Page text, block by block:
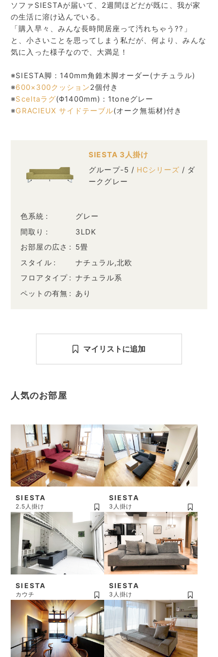
ソファSIESTAが届いて、2週間ほどだが既に、我が家
の生活に溶け込んでいる。
「購入早々、みんな長時間居座って汚れちゃう??」
と、小さいことを思ってしまう私だが、何より、みんな
気に入った様子なので、大満足！
※SIESTA脚：140mm角錐木脚オーダー(ナチュラル)
※600×300クッション2個付き
※Sceltaラグ(Φ1400mm)：1toneグレー
※GRACIEUX サイドテーブル(オーク無垢材)付き
SIESTA 3人掛け
グループ-5 / HCシリーズ / ダ
ークグレー
色系統
グレー
間取り
3LDK
お部屋の広さ
5畳
スタイル
ナチュラル,北欧
フロアタイプ
ナチュラル系
ペットの有無
あり
マイリストに追加
人気のお部屋
SIESTA
2.5人掛け
SIESTA
3人掛け
SIESTA
カウチ
SIESTA
3人掛け